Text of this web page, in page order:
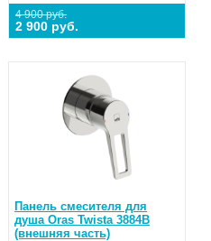
4 900 руб.
2 900 руб.
Панель смесителя для
душа Oras Twista 3884B
(внешняя часть)